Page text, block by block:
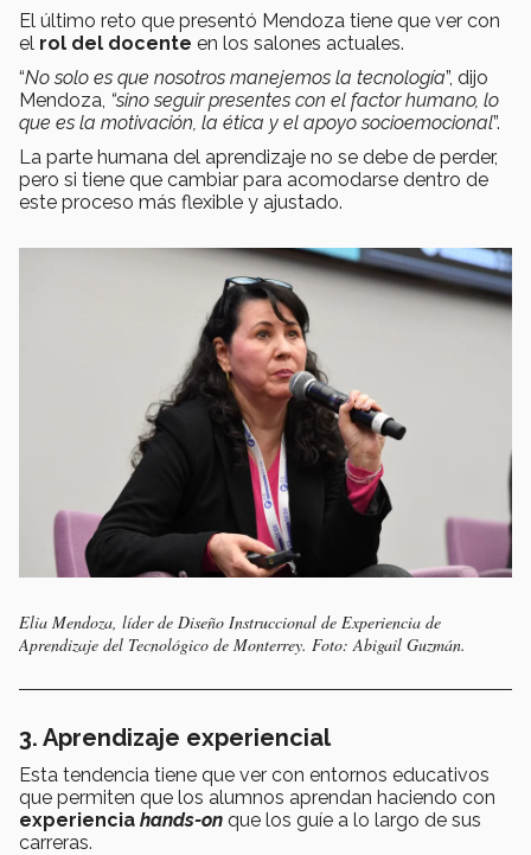
El último reto que presentó Mendoza tiene que ver con
el rol del docente en los salones actuales.
“No solo es que nosotros manejemos la tecnología”, dijo
Mendoza, “sino seguir presentes con el factor humano, lo
que es la motivación, la ética y el apoyo socioemocional”.
La parte humana del aprendizaje no se debe de perder,
pero si tiene que cambiar para acomodarse dentro de
este proceso más flexible y ajustado.
Elia Mendoza, líder de Diseño Instruccional de Experiencia de
Aprendizaje del Tecnológico de Monterrey. Foto: Abigail Guzmán.
3. Aprendizaje experiencial
Esta tendencia tiene que ver con entornos educativos
que permiten que los alumnos aprendan haciendo con
experiencia hands-on que los guíe a lo largo de sus
carreras.